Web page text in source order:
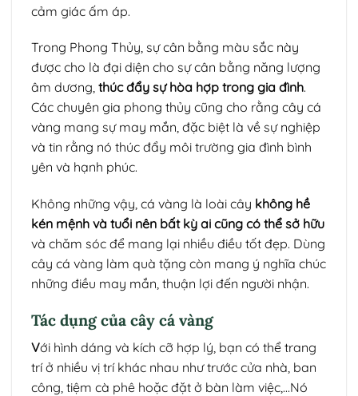
cảm giác ấm áp.
Trong Phong Thủy, sự cân bằng màu sắc này
được cho là đại diện cho sự cân bằng năng lượng
âm dương, thúc đẩy sự hòa hợp trong gia đình.
Các chuyên gia phong thủy cũng cho rằng cây cá
vàng mang sự may mắn, đặc biệt là về sự nghiệp
và tin rằng nó thúc đẩy môi trường gia đình bình
yên và hạnh phúc.
Không những vậy, cá vàng là loài cây không hề
kén mệnh và tuổi nên bất kỳ ai cũng có thể sở hữu
và chăm sóc để mang lại nhiều điều tốt đẹp. Dùng
cây cá vàng làm quà tặng còn mang ý nghĩa chúc
những điều may mắn, thuận lợi đến người nhận.
Tác dụng của cây cá vàng
Với hình dáng và kích cỡ hợp lý, bạn có thể trang
trí ở nhiều vị trí khác nhau như trước cửa nhà, ban
công, tiệm cà phê hoặc đặt ở bàn làm việc,…Nó